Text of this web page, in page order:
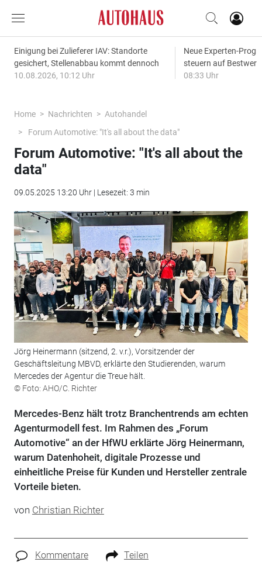
Einigung bei Zulieferer IAV: Standorte
gesichert, Stellenabbau kommt dennoch
10.08.2026, 10:12 Uhr
Neue Experten-
steuern auf
08:33 Uhr
Home Nachrichten
Autohandel
Forum Automotive: "It's all about the data"
Forum Automotive: "It's all about the
data"
09.05.2025 13:20 Uhr | Lesezeit: 3 min
Jörg Heinermann (sitzend, 2. v.r.), Vorsitzender der
Geschäftsleitung MBVD, erklärte den Studierenden, warum
Mercedes der Agentur die Treue hält.
© Foto: AHO/C. Richter
Mercedes-Benz hält trotz Branchentrends am echten
Agenturmodell fest. Im Rahmen des „Forum
Automotive“ an der HfWU erklärte Jörg Heinermann,
warum Datenhoheit, digitale Prozesse und
einheitliche Preise für Kunden und Hersteller zentrale
Vorteile bieten.
von Christian Richter
Kommentare Teilen